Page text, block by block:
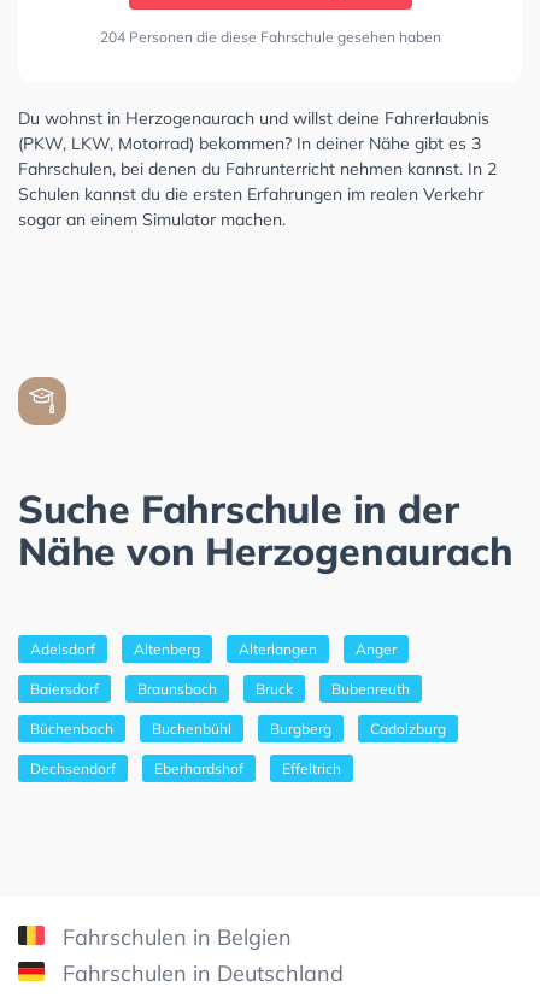
204 Personen die diese Fahrschule gesehen haben
Du wohnst in Herzogenaurach und willst deine Fahrerlaubnis
(PKW, LKW, Motorrad) bekommen? In deiner Nähe gibt es 3
Fahrschulen, bei denen du Fahrunterricht nehmen kannst. In 2
Schulen kannst du die ersten Erfahrungen im realen Verkehr
sogar an einem Simulator machen.
Suche Fahrschule in der
Nähe von Herzogenaurach
Adelsdorf Altenberg Alterlangen Anger
Baiersdorf Braunsbach Bruck Bubenreuth
Büchenbach Buchenbühl Burgberg Cadolzburg
Dechsendorf Eberhardshof Effeltrich
Fahrschulen in Belgien
Fahrschulen in Deutschland